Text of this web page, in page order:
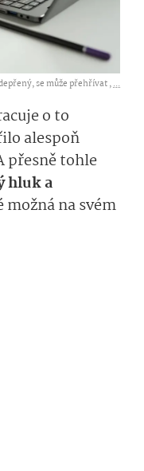
se může přehřívat ,...
o to
alespoň
přesně tohle
hluk a
možná na svém